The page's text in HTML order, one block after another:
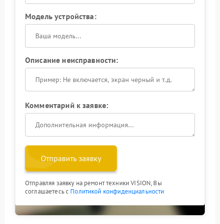
Модель устройства:
Описание неисправности:
Комментарий к заявке:
Отправить заявку
Отправляя заявку на ремонт техники VISION, Вы
соглашаетесь с Политикой конфиденциальности